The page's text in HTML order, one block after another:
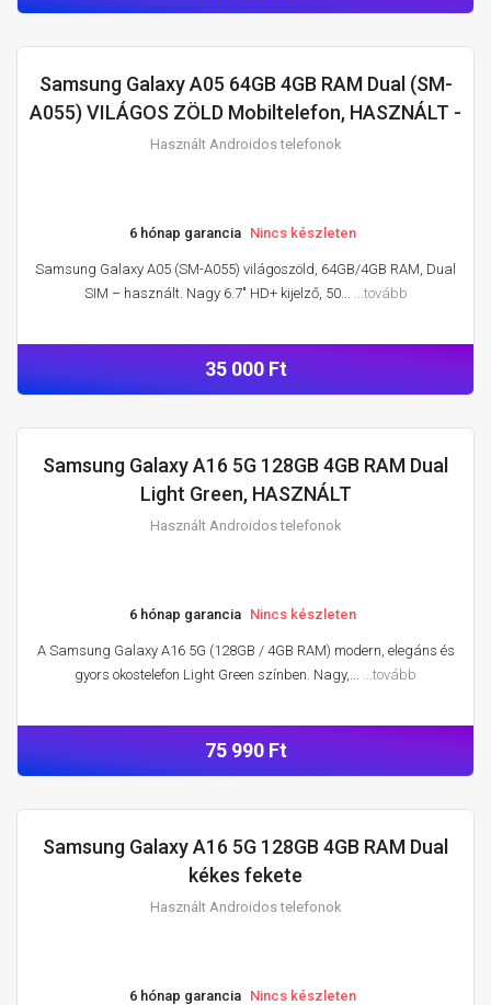
HASZNÁLT ANDROIDOS TELEFONOK
Samsung Galaxy A05 64GB 4GB RAM Dual (SM-
A055) VILÁGOS ZÖLD Mobiltelefon, HASZNÁLT -
Használt Androidos telefonok
6 hónap garancia Nincs készleten
Samsung Galaxy A05 (SM-A055) világoszöld, 64GB/4GB RAM, Dual
SIM – használt. Nagy 6.7" HD+ kijelző, 50... ...tovább
35 000 Ft
HASZNÁLT ANDROIDOS TELEFONOK
Samsung Galaxy A16 5G 128GB 4GB RAM Dual
Light Green, HASZNÁLT
Használt Androidos telefonok
6 hónap garancia Nincs készleten
A Samsung Galaxy A16 5G (128GB / 4GB RAM) modern, elegáns és
gyors okostelefon Light Green színben. Nagy,... ...tovább
75 990 Ft
Samsung Galaxy A16 5G 128GB 4GB RAM Dual
kékes fekete
Használt Androidos telefonok
6 hónap garancia Nincs készleten